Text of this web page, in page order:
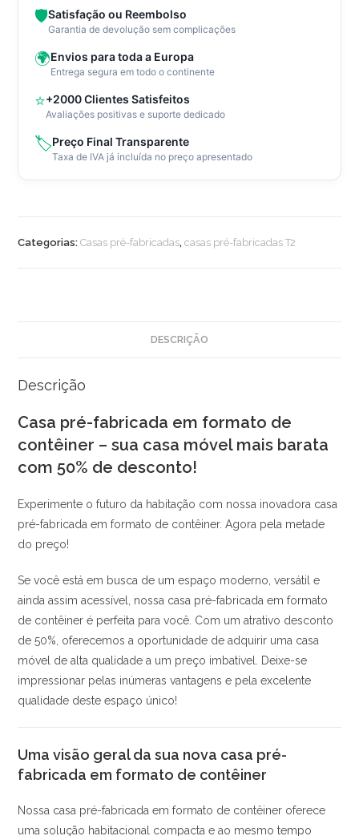
mais
barata,
🛡️Satisfação ou Reembolso
Garantia de devolução sem complicações
🌍Envios para toda a Europa
Entrega segura em todo o continente
⭐+2000 Clientes Satisfeitos
Avaliações positivas e suporte dedicado
🏷️Preço Final Transparente
Taxa de IVA já incluída no preço apresentado
Categorias:Casas pré-fabricadas,casas pré-fabricadas T2
DESCRIÇÃO
Descrição
Casa pré-fabricada em formato de
contêiner – sua casa móvel mais barata
com 50% de desconto!
Experimente o futuro da habitação com nossa inovadora casa
pré-fabricada em formato de contêiner. Agora pela metade
do preço!
Se você está em busca de um espaço moderno, versátil e
ainda assim acessível, nossa casa pré-fabricada em formato
de contêiner é perfeita para você. Com um atrativo desconto
de 50%, oferecemos a oportunidade de adquirir uma casa
móvel de alta qualidade a um preço imbatível. Deixe-se
impressionar pelas inúmeras vantagens e pela excelente
qualidade deste espaço único!
Uma visão geral da sua nova casa pré-
fabricada em formato de contêiner
Nossa casa pré-fabricada em formato de contêiner oferece
uma solução habitacional compacta e ao mesmo tempo